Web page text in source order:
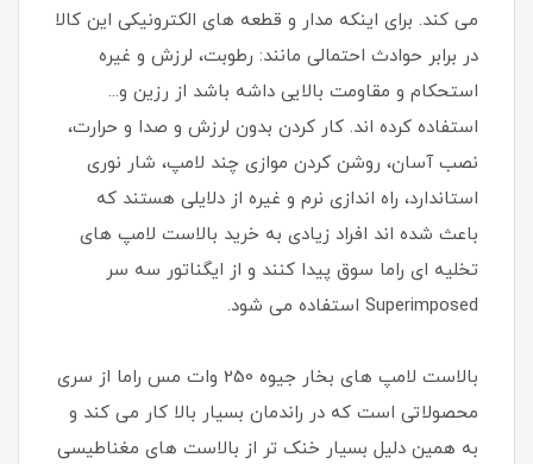
می کند. برای اینکه مدار و قطعه های الکترونیکی این کالا
در برابر حوادث احتمالی مانند: رطوبت، لرزش و غیره
استحکام و مقاومت بالایی داشه باشد از رزین و...
استفاده کرده اند. کار کردن بدون لرزش و صدا و حرارت،
نصب آسان، روشن کردن موازی چند لامپ، شار نوری
استاندارد، راه اندازی نرم و غیره از دلایلی هستند که
باعث شده اند افراد زیادی به خرید بالاست لامپ های
تخلیه ای راما سوق پیدا کنند و از ایگناتور سه سر
Superimposed استفاده می شود.
بالاست لامپ های بخار جیوه 250 وات مس راما از سری
محصولاتی است که در راندمان بسیار بالا کار می کند و
به همین دلیل بسیار خنک تر از بالاست های مغناطیسی